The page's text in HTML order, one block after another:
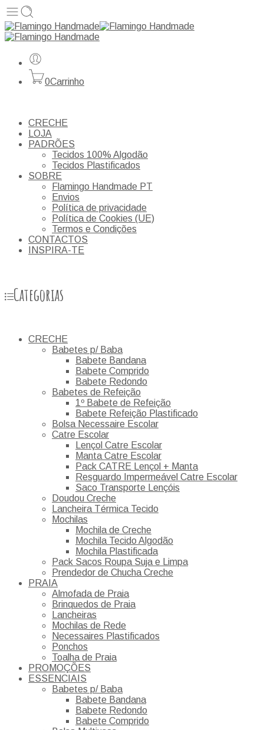
0Carrinho
CRECHE
LOJA
PADRÕES
Tecidos 100% Algodão
Tecidos Plastificados
SOBRE
Flamingo Handmade PT
Envios
Política de privacidade
Política de Cookies (UE)
Termos e Condições
CONTACTOS
INSPIRA-TE
Categorias
CRECHE
Babetes p/ Baba
Babete Bandana
Babete Comprido
Babete Redondo
Babetes de Refeição
1º Babete de Refeição
Babete Refeição Plastificado
Bolsa Necessaire Escolar
Catre Escolar
Lençol Catre Escolar
Manta Catre Escolar
Pack CATRE Lençol + Manta
Resguardo Impermeável Catre Escolar
Saco Transporte Lençóis
Doudou Creche
Lancheira Térmica Tecido
Mochilas
Mochila de Creche
Mochila Tecido Algodão
Mochila Plastificada
Pack Sacos Roupa Suja e Limpa
Prendedor de Chucha Creche
PRAIA
Almofada de Praia
Brinquedos de Praia
Lancheiras
Mochilas de Rede
Necessaires Plastificados
Ponchos
Toalha de Praia
PROMOÇÕES
ESSENCIAIS
Babetes p/ Baba
Babete Bandana
Babete Redondo
Babete Comprido